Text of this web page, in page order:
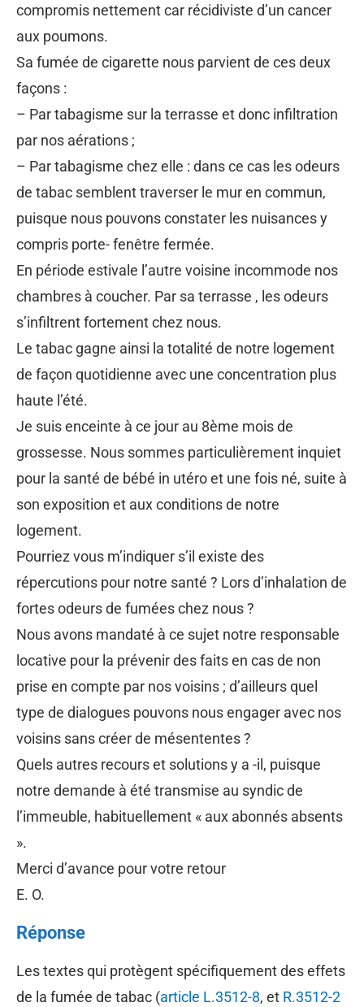
compromis nettement car récidiviste d’un cancer
aux poumons.
Sa fumée de cigarette nous parvient de ces deux
façons :
– Par tabagisme sur la terrasse et donc infiltration
par nos aérations ;
– Par tabagisme chez elle : dans ce cas les odeurs
de tabac semblent traverser le mur en commun,
puisque nous pouvons constater les nuisances y
compris porte- fenêtre fermée.
En période estivale l’autre voisine incommode nos
chambres à coucher. Par sa terrasse , les odeurs
s’infiltrent fortement chez nous.
Le tabac gagne ainsi la totalité de notre logement
de façon quotidienne avec une concentration plus
haute l’été.
Je suis enceinte à ce jour au 8ème mois de
grossesse. Nous sommes particulièrement inquiet
pour la santé de bébé in utéro et une fois né, suite à
son exposition et aux conditions de notre
logement.
Pourriez vous m’indiquer s’il existe des
répercutions pour notre santé ? Lors d’inhalation de
fortes odeurs de fumées chez nous ?
Nous avons mandaté à ce sujet notre responsable
locative pour la prévenir des faits en cas de non
prise en compte par nos voisins ; d’ailleurs quel
type de dialogues pouvons nous engager avec nos
voisins sans créer de mésententes ?
Quels autres recours et solutions y a -il, puisque
notre demande à été transmise au syndic de
l’immeuble, habituellement « aux abonnés absents
».
Merci d’avance pour votre retour
E. O.
Réponse
Les textes qui protègent spécifiquement des effets
de la fumée de tabac (article L.3512-8, et R.3512-2